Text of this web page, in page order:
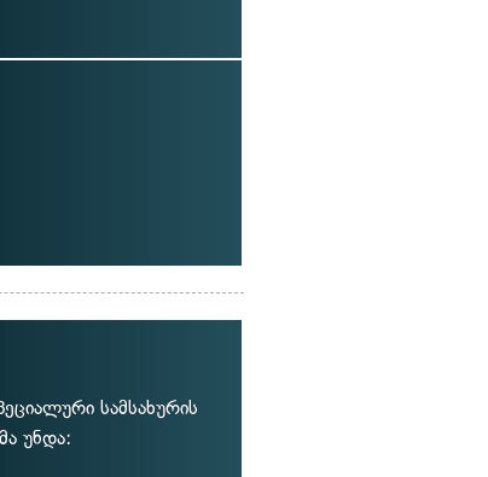
სამსახურის
უნდა: